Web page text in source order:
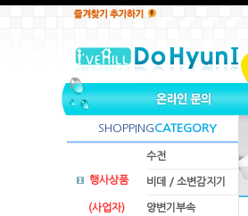
SHOPPINGCATEGORY
행사상품
(사업자)
수전
비데 / 소변감지기
양변기부속